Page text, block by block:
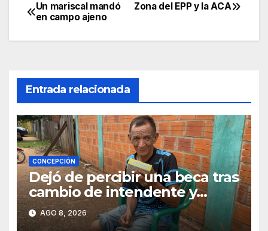
Navegación
de
Zona del EPP y la ACA
Un mariscal mandó
en campo ajeno
Entrada relacionada
CONCEPCIÓN
Dejó de percibir una beca tras
cambio de intendente y
ahora vende caramelos para
subsistir
AGO 8, 2026